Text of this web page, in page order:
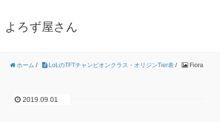
よろず屋さん
ホーム / LoLのTFTチャンピオンクラス・オリジンTier表 / Fiora
2019.09.01